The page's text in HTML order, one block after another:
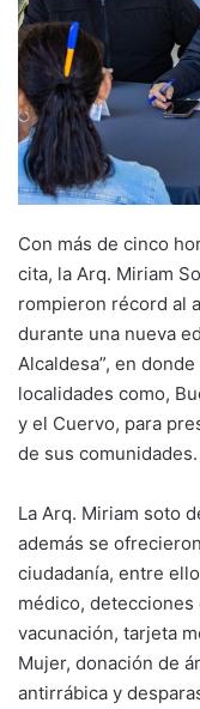
Con más de cinco
cita, la Arq. Miriam
rompieron récord al
durante una nueva
Alcaldesa”, en
localidades como,
y el Cuervo, para
de sus comunidades.
La Arq. Miriam soto
además se
ciudadanía, entre
médico,
vacunación, tarjeta
Mujer, donación de
antirrábica y